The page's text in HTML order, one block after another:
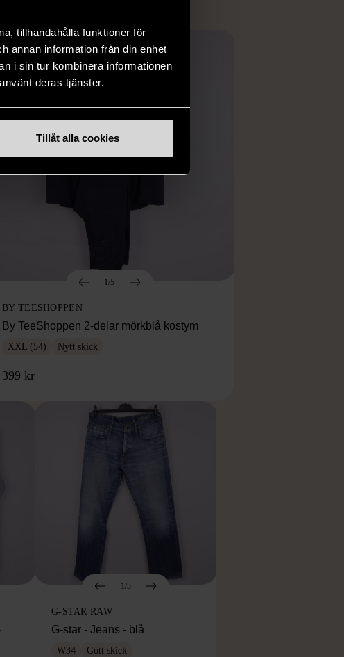
tillhandahålla funktioner för
annan information från din enhet
i sin tur kombinera informationen
deras tjänster.
Tillåt alla cookies
1/5
BY TEESHOPPEN
By TeeShoppen 2-delar mörkblå kostym
XXL (54) Nytt skick
399 kr
1/5
G-STAR RAW
G-star - Jeans - blå
W34 Gott skick